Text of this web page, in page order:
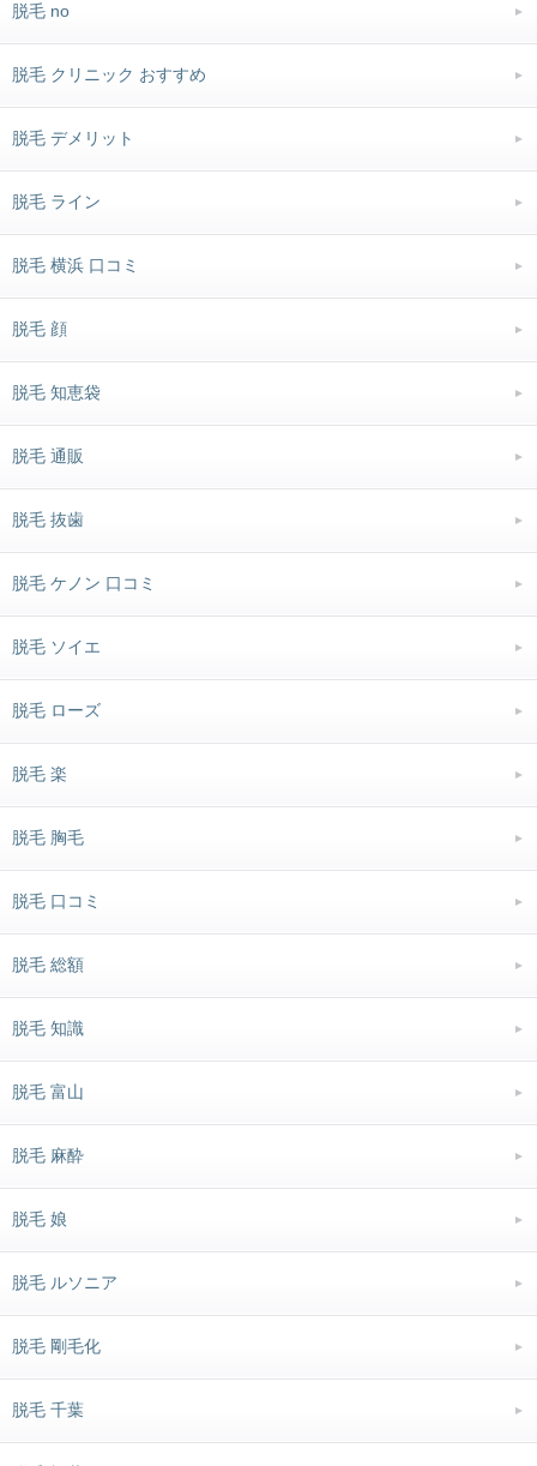
脱毛 no
脱毛 クリニック おすすめ
脱毛 デメリット
脱毛 ライン
脱毛 横浜 口コミ
脱毛 顔
脱毛 知恵袋
脱毛 通販
脱毛 抜歯
脱毛 ケノン 口コミ
脱毛 ソイエ
脱毛 ローズ
脱毛 楽
脱毛 胸毛
脱毛 口コミ
脱毛 総額
脱毛 知識
脱毛 富山
脱毛 麻酔
脱毛 娘
脱毛 ルソニア
脱毛 剛毛化
脱毛 千葉